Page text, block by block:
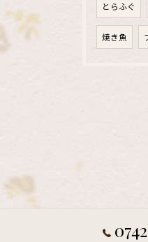
とらふぐ
焼き魚